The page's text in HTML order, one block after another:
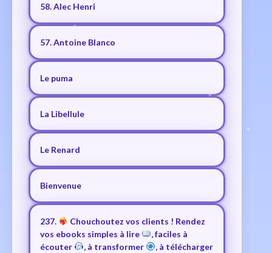
58. Alec Henri
57. Antoine Blanco
Le puma
La Libellule
Le Renard
Bienvenue
237.
Chouchoutez vos clients ! Rendez
vos ebooks simples à lire
, faciles à
écouter
, à transformer
, à télécharger